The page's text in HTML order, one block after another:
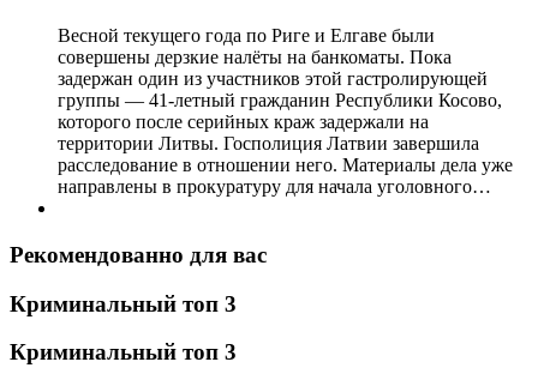
Весной текущего года по Риге и Елгаве были
совершены дерзкие налёты на банкоматы. Пока
задержан один из участников этой гастролирующей
группы — 41-летный гражданин Республики Косово,
которого после серийных краж задержали на
территории Литвы. Госполиция Латвии завершила
расследование в отношении него. Материалы дела уже
направлены в прокуратуру для начала уголовного…
Рекомендованно для вас
Криминальный топ 3
Криминальный топ 3